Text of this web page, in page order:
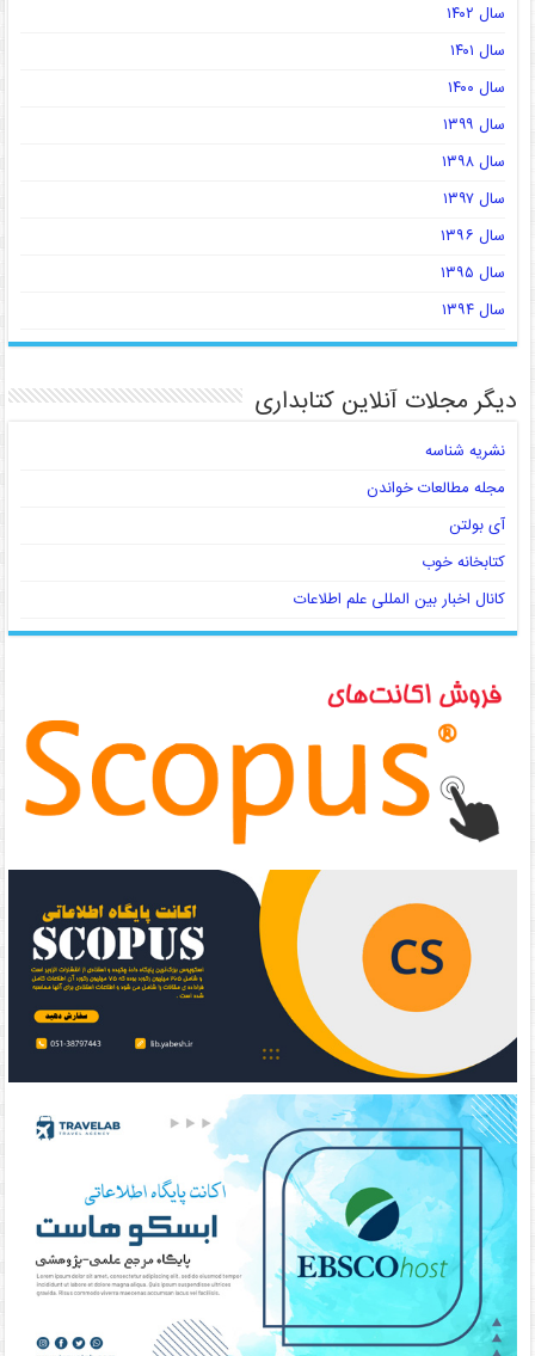
سال ۱۴۰۲
سال ۱۴۰۱
سال ۱۴۰۰
سال ۱۳۹۹
سال ۱۳۹۸
سال ۱۳۹۷
سال ۱۳۹۶
سال ۱۳۹۵
سال ۱۳۹۴
دیگر مجلات آنلاین کتابداری
نشریه شناسه
مجله مطالعات خواندن
آی بولتن
کتابخانه خوب
کانال اخبار بین المللی علم اطلاعات